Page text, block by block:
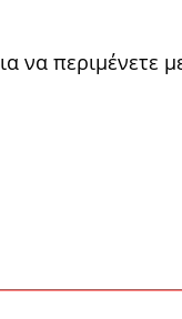
να περιμένετε